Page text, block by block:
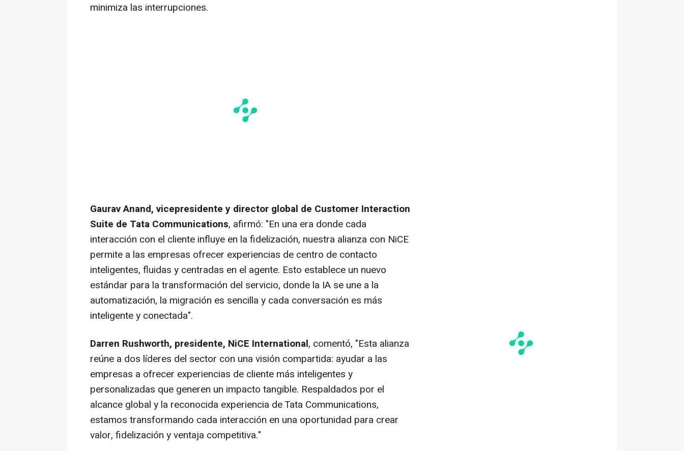
minimiza las interrupciones.
Gaurav Anand, vicepresidente y director global de Customer Interaction
Suite de Tata Communications, afirmó: "En una era donde cada
interacción con el cliente influye en la fidelización, nuestra alianza con NiCE
permite a las empresas ofrecer experiencias de centro de contacto
inteligentes, fluidas y centradas en el agente. Esto establece un nuevo
estándar para la transformación del servicio, donde la IA se une a la
automatización, la migración es sencilla y cada conversación es más
inteligente y conectada".
Darren Rushworth, presidente, NiCE International, comentó, "Esta alianza
reúne a dos líderes del sector con una visión compartida: ayudar a las
empresas a ofrecer experiencias de cliente más inteligentes y
personalizadas que generen un impacto tangible. Respaldados por el
alcance global y la reconocida experiencia de Tata Communications,
estamos transformando cada interacción en una oportunidad para crear
valor, fidelización y ventaja competitiva."